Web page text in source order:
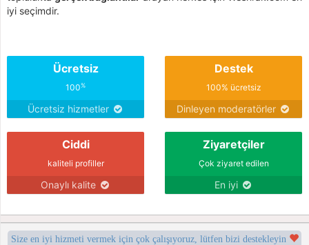
iyi seçimdir.
Ücretsiz
100%
Ücretsiz hizmetler
Destek
100% ücretsiz
Dinleyen moderatörler
Ciddi
kaliteli profiller
Onaylı kalite
Ziyaretçiler
Çok ziyaret edilen
En iyi
Size en iyi hizmeti vermek için çok çalışıyoruz, lütfen bizi destekleyin